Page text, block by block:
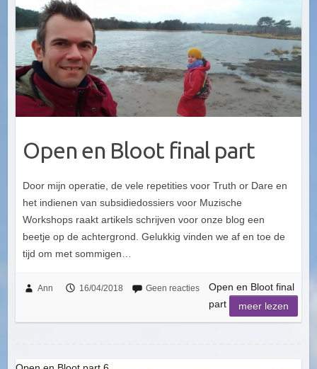
Open en Bloot final part
Door mijn operatie, de vele repetities voor Truth or Dare en
het indienen van subsidiedossiers voor Muzische
Workshops raakt artikels schrijven voor onze blog een
beetje op de achtergrond. Gelukkig vinden we af en toe de
tijd om met sommigen…
Ann 16/04/2018 Geen reacties
Open en Bloot final
part
meer lezen